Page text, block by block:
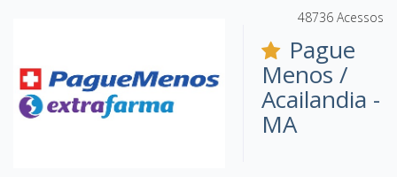
48736 Acessos
Pague
Menos /
Acailandia -
MA